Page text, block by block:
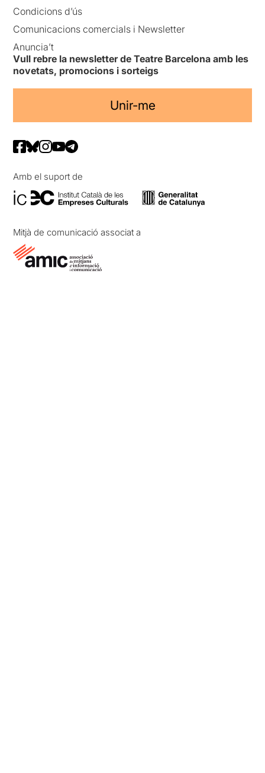
Condicions d’ús
Comunicacions comercials i Newsletter
Anuncia’t
Vull rebre la newsletter de Teatre Barcelona amb les
novetats, promocions i sorteigs
Unir-me
Amb el suport de
Mitjà de comunicació associat a